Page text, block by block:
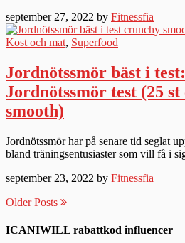
september 27, 2022 by Fitnessfia
Kost och mat, Superfood
Jordnötssmör bäst i
Jordnötssmör test (25
smooth)
Jordnötssmör har på senare tid seglat
bland träningsentusiaster som vill få i
september 23, 2022 by Fitnessfia
Older Posts
ICANIWILL rabattkod influencer